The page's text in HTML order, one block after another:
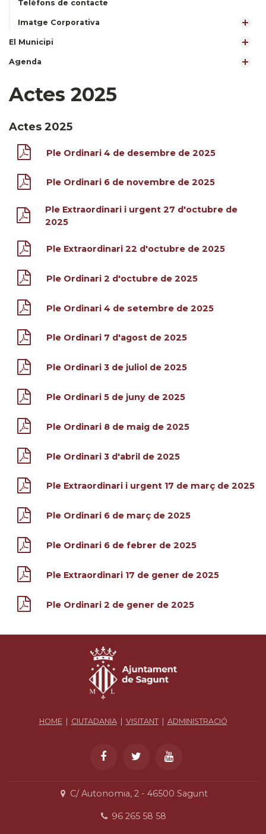
Telèfons de contacte
Imatge Corporativa
El Municipi
Agenda
Actes 2025
Actes 2025
Ple Ordinari 4 de desembre de 2025
Ple Ordinari 6 de novembre de 2025
Ple Extraordinari i urgent 27 d'octubre de
2025
Ple Extraordinari 22 d'octubre de 2025
Ple Ordinari 2 d'octubre de 2025
Ple Ordinari 4 de setembre de 2025
Ple Ordinari 7 d'agost de 2025
Ple Ordinari 3 de juliol de 2025
Ple Ordinari 5 de juny de 2025
Ple Ordinari 8 de maig de 2025
Ple Ordinari 3 d'abril de 2025
Ple Extraordinari i urgent 17 de març de 2025
Ple Ordinari 6 de març de 2025
Ple Ordinari 6 de febrer de 2025
Ple Extraordinari 17 de gener de 2025
Ple Ordinari 2 de gener de 2025
HOME | CIUTADANIA| VISITANT| ADMINISTRACIÓ
C/ Autonomia, 2 - 46500 Sagunt
96 265 58 58